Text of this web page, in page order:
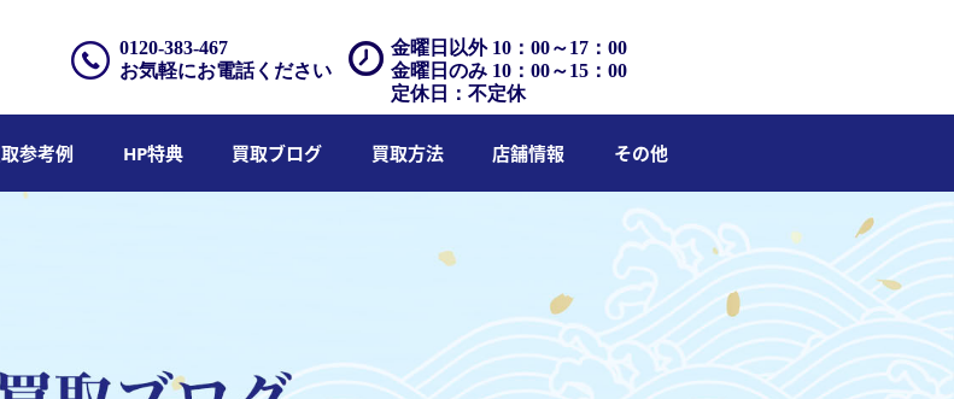
金曜日以外 10：00～17：00
金曜日のみ 10：00～15：00
定休日：不定休
0120-383-467
お気軽にお電話ください
参考例 HP特典 買取ブログ 買取方法 店舗情報 その他